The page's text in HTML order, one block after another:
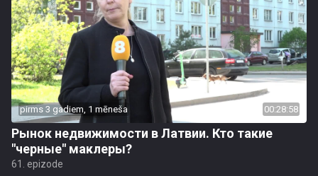
pirms 3 gadiem, 1 mēneša 00:28:58
Рынок недвижимости в Латвии. Кто такие
"черные" маклеры?
61. epizode